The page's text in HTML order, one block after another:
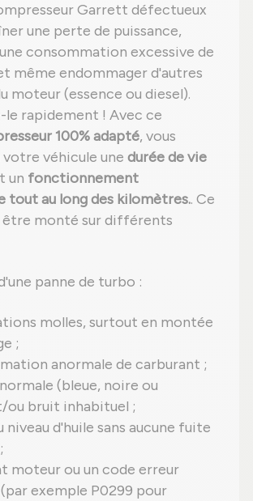
Garrett défectueux
une perte de puissance,
consommation excessive de
même endommager d'autres
moteur (essence ou diesel).
le rapidement ! Avec ce
100% adapté, vous
véhicule une durée de vie
un fonctionnement
tout au long des kilomètres.. Ce
monté sur différents
panne de turbo :
molles, surtout en montée
;
anormale de carburant ;
(bleue, noire ou
ou bruit inhabituel ;
niveau d'huile sans aucune fuite
moteur ou un code erreur
exemple P0299 pour